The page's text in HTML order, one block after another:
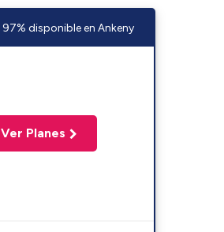
97% disponible en Ankeny
Ver Planes